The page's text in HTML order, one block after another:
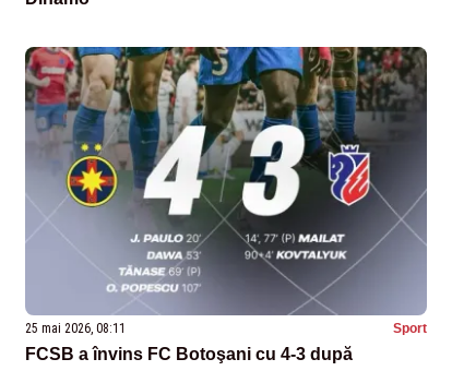
25 mai 2026, 08:11 Sport
FCSB a învins FC Botoşani cu 4-3 după